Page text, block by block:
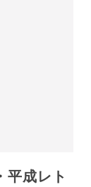
平成レト